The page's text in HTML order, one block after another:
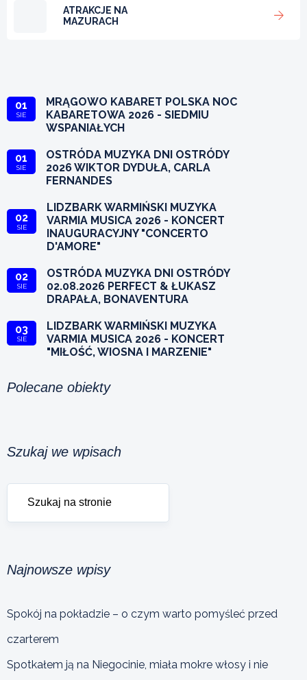
ATRAKCJE NA
MAZURACH
01
SIE
MRĄGOWO KABARET POLSKA NOC
KABARETOWA 2026 - SIEDMIU
WSPANIAŁYCH
01
SIE
OSTRÓDA MUZYKA DNI OSTRÓDY
2026 WIKTOR DYDUŁA, CARLA
FERNANDES
02
SIE
LIDZBARK WARMIŃSKI MUZYKA
VARMIA MUSICA 2026 - KONCERT
INAUGURACYJNY "CONCERTO
D'AMORE"
02
SIE
OSTRÓDA MUZYKA DNI OSTRÓDY
02.08.2026 PERFECT & ŁUKASZ
DRAPAŁA, BONAVENTURA
03
SIE
LIDZBARK WARMIŃSKI MUZYKA
VARMIA MUSICA 2026 - KONCERT
"MIŁOŚĆ, WIOSNA I MARZENIE"
Polecane obiekty
Szukaj we wpisach
Najnowsze wpisy
Spokój na pokładzie – o czym warto pomyśleć przed
czarterem
Spotkałem ją na Niegocinie, miała mokre włosy i nie